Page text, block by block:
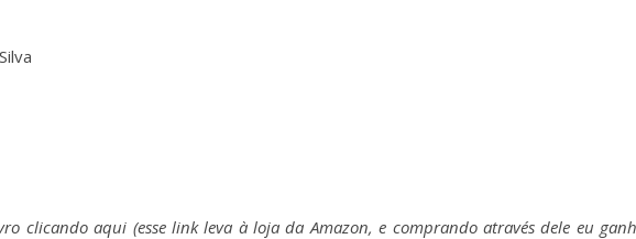
clicando aqui (esse link leva à loja da Amazon, e comprando através dele eu